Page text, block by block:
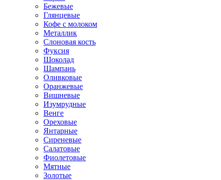
Бежевые
Глянцевые
Кофе с молоком
Металлик
Слоновая кость
Фуксия
Шоколад
Шампань
Оливковые
Оранжевые
Вишневые
Изумрудные
Венге
Ореховые
Янтарные
Сиреневые
Салатовые
Фиолетовые
Мятные
Золотые